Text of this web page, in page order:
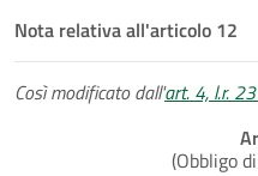
Nota relativa all'articolo 12
Così modificato dall'art. 4, l.r.
(Obbligo